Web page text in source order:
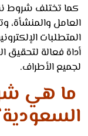
تختلف شروط نقل
والمنشأة،
الإلكترونية
فعالة لتحقيق
الأطراف.
هي